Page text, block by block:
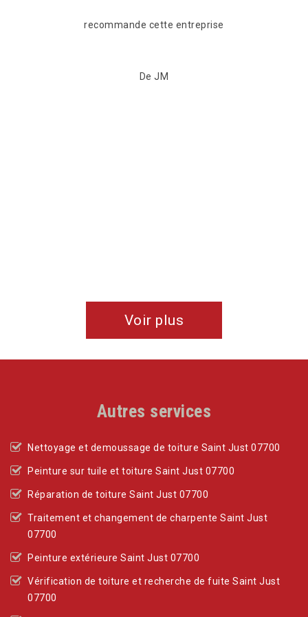
m'ont promis de repasser voir si tout va bien dans
Voir plus
Autres services
Nettoyage et demoussage de toiture Saint Just 07700
Peinture sur tuile et toiture Saint Just 07700
Réparation de toiture Saint Just 07700
Traitement et changement de charpente Saint Just
07700
Peinture extérieure Saint Just 07700
Vérification de toiture et recherche de fuite Saint Just
07700